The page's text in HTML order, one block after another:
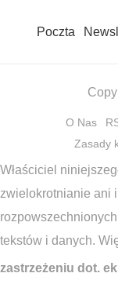
Poczta
O Nas
Zasady
Właściciel
zwielokrotnianie ani
tekstów i danych.
zastrzeżeniu dot.